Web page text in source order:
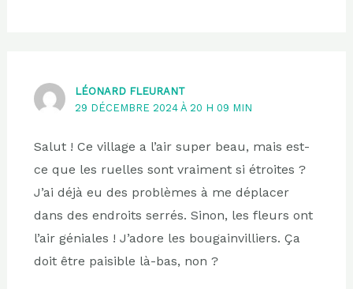
LÉONARD FLEURANT
29 DÉCEMBRE 2024 À 20 H 09 MIN
Salut ! Ce village a l’air super beau, mais est-
ce que les ruelles sont vraiment si étroites ?
J’ai déjà eu des problèmes à me déplacer
dans des endroits serrés. Sinon, les fleurs ont
l’air géniales ! J’adore les bougainvilliers. Ça
doit être paisible là-bas, non ?